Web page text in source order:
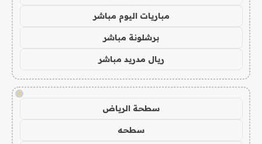
مباريات اليوم مباشر
برشلونة مباشر
ريال مدريد مباشر
!
سطحة الرياض
سطحه